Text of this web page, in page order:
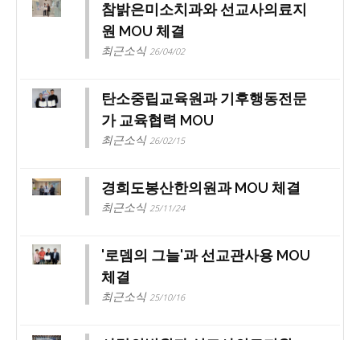
참밝은미소치과와 선교사의료지
원 MOU 체결
최근소식 26/04/02
탄소중립교육원과 기후행동전문
가 교육협력 MOU
최근소식 26/02/15
경희도봉산한의원과 MOU 체결
최근소식 25/11/24
'로뎀의 그늘'과 선교관사용 MOU
체결
최근소식 25/10/16